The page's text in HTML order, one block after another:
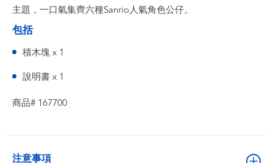
主題，一口氣集齊六種Sanrio人氣角色公仔。
包括
積木塊 x 1
說明書 x 1
商品# 167700
注意事項